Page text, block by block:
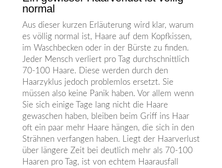
normal
Aus dieser kurzen Erläuterung wird klar, warum
es völlig normal ist, Haare auf dem Kopfkissen,
im Waschbecken oder in der Bürste zu finden.
Jeder Mensch verliert pro Tag durchschnittlich
70-100 Haare. Diese werden durch den
Haarzyklus jedoch problemlos ersetzt. Sie
müssen also keine Panik haben. Vor allem wenn
Sie sich einige Tage lang nicht die Haare
gewaschen haben, bleiben beim Griff ins Haar
oft ein paar mehr Haare hängen, die sich in den
Strähnen verfangen haben. Liegt der Haarverlust
über längere Zeit bei deutlich mehr als 70-100
Haaren pro Tag, ist von echtem Haarausfall